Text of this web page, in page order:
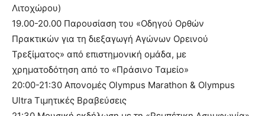
Λιτοχώρου)
19.00-20.00 Παρουσίαση του «Οδηγού Ορθών
Πρακτικών για τη διεξαγωγή Αγώνων Ορεινού
Τρεξίματος» από επιστημονική ομάδα, με
χρηματοδότηση από το «Πράσινο Ταμείο»
20:00-21:30 Απονομές Olympus Marathon & Olympus
Ultra Τιμητικές Βραβεύσεις